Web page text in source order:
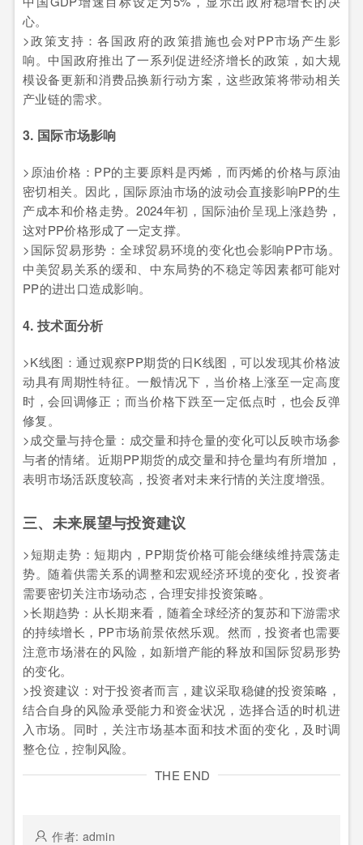
心。
>政策支持：各国政府的政策措施也会对PP市场产生影
响。中国政府推出了一系列促进经济增长的政策，如大规
模设备更新和消费品换新行动方案，这些政策将带动相关
产业链的需求。
3. 国际市场影响
>原油价格：PP的主要原料是丙烯，而丙烯的价格与原油
密切相关。因此，国际原油市场的波动会直接影响PP的生
产成本和价格走势。2024年初，国际油价呈现上涨趋势，
这对PP价格形成了一定支撑。
>国际贸易形势：全球贸易环境的变化也会影响PP市场。
中美贸易关系的缓和、中东局势的不稳定等因素都可能对
PP的进出口造成影响。
4. 技术面分析
>K线图：通过观察PP期货的日K线图，可以发现其价格波
动具有周期性特征。一般情况下，当价格上涨至一定高度
时，会回调修正；而当价格下跌至一定低点时，也会反弹
修复。
>成交量与持仓量：成交量和持仓量的变化可以反映市场参
与者的情绪。近期PP期货的成交量和持仓量均有所增加，
表明市场活跃度较高，投资者对未来行情的关注度增强。
三、未来展望与投资建议
>短期走势：短期内，PP期货价格可能会继续维持震荡走
势。随着供需关系的调整和宏观经济环境的变化，投资者
需要密切关注市场动态，合理安排投资策略。
>长期趋势：从长期来看，随着全球经济的复苏和下游需求
的持续增长，PP市场前景依然乐观。然而，投资者也需要
注意市场潜在的风险，如新增产能的释放和国际贸易形势
的变化。
>投资建议：对于投资者而言，建议采取稳健的投资策略，
结合自身的风险承受能力和资金状况，选择合适的时机进
入市场。同时，关注市场基本面和技术面的变化，及时调
整仓位，控制风险。
THE END
作者: admin